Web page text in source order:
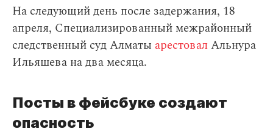
На следующий день после задержания, 18
апреля, Специализированный межрайонный
следственный суд Алматы арестовалАльнура
Ильяшева на два месяца.
Посты в фейсбуке создают
опасность